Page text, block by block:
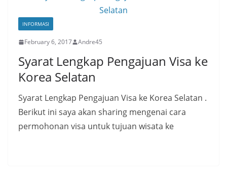
INFORMASI
February 6, 2017 Andre45
Syarat Lengkap Pengajuan Visa ke
Korea Selatan
Syarat Lengkap Pengajuan Visa ke Korea Selatan .
Berikut ini saya akan sharing mengenai cara
permohonan visa untuk tujuan wisata ke